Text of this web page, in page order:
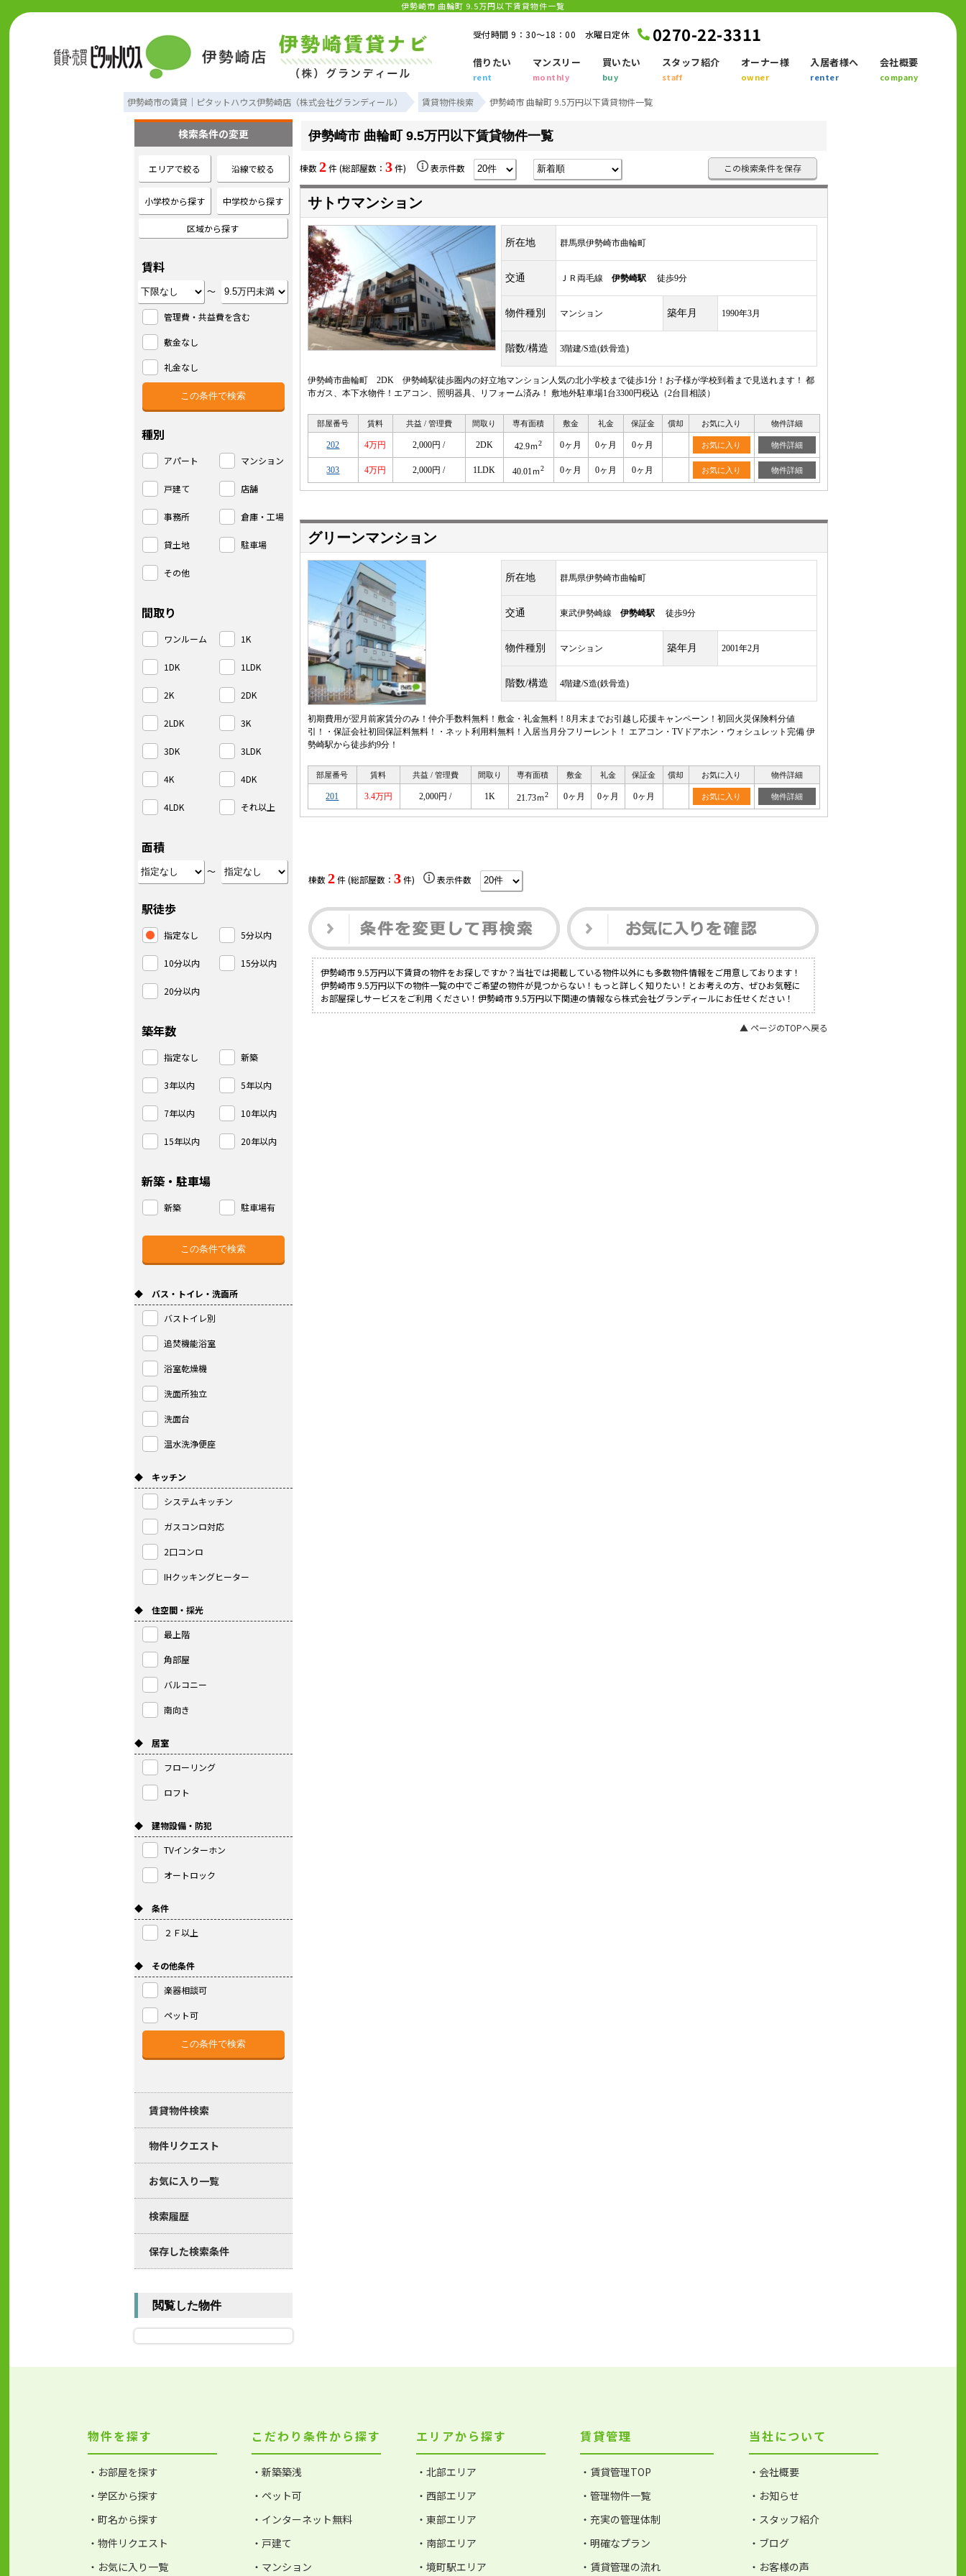
伊勢崎市 曲輪町 9.5万円以下賃貸物件一覧
受付時間 9：30～18：00 水曜日定休 0270-22-3311
借りたい
rent
マンスリー
monthly
買いたい
buy
スタッフ紹介
staff
オーナー様
owner
入居者様へ
renter
会社概要
company
伊勢崎市の賃貸｜ピタットハウス伊勢崎店（株式会社グランディール） 賃貸物件検索 伊勢崎市 曲輪町 9.5万円以下賃貸物件一覧
伊勢崎市 曲輪町 9.5万円以下賃貸物件一覧
棟数2件 (総部屋数： 3件) 表示件数 この検索条件を保存
サトウマンション
所在地 群馬県伊勢崎市曲輪町
交通 ＪＲ両毛線 伊勢崎駅徒歩9分
物件種別 マンション 築年月 1990年3月
階数/構造 3階建/S造(鉄骨造)
伊勢崎市曲輪町 2DK 伊勢崎駅徒歩圏内の好立地マンション人気の北小学校まで徒歩1分！お子様が学校到着まで見送れます！ 都
市ガス、本下水物件！エアコン、照明器具、リフォーム済み！ 敷地外駐車場1台3300円税込（2台目相談）
部屋番号 賃料 共益 / 管理費 間取り 専有面積 敷金 礼金 保証金 償却 お気に入り 物件詳細
202 4万円 2,000円 / 2DK 42.9ｍ2 0ヶ月 0ヶ月 0ヶ月 お気に入り 物件詳細
303 4万円 2,000円 / 1LDK 40.01ｍ2 0ヶ月 0ヶ月 0ヶ月 お気に入り 物件詳細
グリーンマンション
所在地 群馬県伊勢崎市曲輪町
交通 東武伊勢崎線 伊勢崎駅徒歩9分
物件種別 マンション 築年月 2001年2月
階数/構造 4階建/S造(鉄骨造)
初期費用が翌月前家賃分のみ！仲介手数料無料！敷金・礼金無料！8月末までお引越し応援キャンペーン！初回火災保険料分値
引！・保証会社初回保証料無料！・ネット利用料無料！入居当月分フリーレント！ エアコン・TVドアホン・ウォシュレット完備 伊
勢崎駅から徒歩約9分！
部屋番号 賃料 共益 / 管理費 間取り 専有面積 敷金 礼金 保証金 償却 お気に入り 物件詳細
201 3.4万円 2,000円 / 1K 21.73ｍ2 0ヶ月 0ヶ月 0ヶ月 お気に入り 物件詳細
棟数2件 (総部屋数：3件) 表示件数
伊勢崎市 9.5万円以下賃貸の物件をお探しですか？当社では掲載している物件以外にも多数物件情報をご用意しております！
伊勢崎市 9.5万円以下の物件一覧の中でご希望の物件が見つからない！もっと詳しく知りたい！とお考えの方、ぜひお気軽に
お部屋探しサービスをご利用 ください！伊勢崎市 9.5万円以下関連の情報なら株式会社グランディールにお任せください！
▲ ページのTOPへ戻る
検索条件の変更
エリアで絞る 沿線で絞る
小学校から探す 中学校から探す
区域から探す
賃料
～
管理費・共益費を含む
敷金なし
礼金なし
種別
アパート マンション
戸建て 店舗
事務所 倉庫・工場
貸土地 駐車場
その他
間取り
ワンルーム 1K
1DK 1LDK
2K 2DK
2LDK 3K
3DK 3LDK
4K 4DK
4LDK それ以上
面積
～
駅徒歩
指定なし 5分以内
10分以内 15分以内
20分以内
築年数
指定なし 新築
3年以内 5年以内
7年以内 10年以内
15年以内 20年以内
新築・駐車場
新築 駐車場有
◆ バス・トイレ・洗面所
バストイレ別
追焚機能浴室
浴室乾燥機
洗面所独立
洗面台
温水洗浄便座
◆ キッチン
システムキッチン
ガスコンロ対応
2口コンロ
IHクッキングヒーター
◆ 住空間・採光
最上階
角部屋
バルコニー
南向き
◆ 居室
フローリング
ロフト
◆ 建物設備・防犯
TVインターホン
オートロック
◆ 条件
２Ｆ以上
◆ その他条件
楽器相談可
ペット可
賃貸物件検索
物件リクエスト
お気に入り一覧
検索履歴
保存した検索条件
閲覧した物件
物件を探す
・お部屋を探す
・学区から探す
・町名から探す
・物件リクエスト
・お気に入り一覧
こだわり条件から探す
・新築築浅
・ペット可
・インターネット無料
・戸建て
・マンション
エリアから探す
・北部エリア
・西部エリア
・東部エリア
・南部エリア
・境町駅エリア
賃貸管理
・賃貸管理TOP
・管理物件一覧
・充実の管理体制
・明確なプラン
・賃貸管理の流れ
当社について
・会社概要
・お知らせ
・スタッフ紹介
・ブログ
・お客様の声